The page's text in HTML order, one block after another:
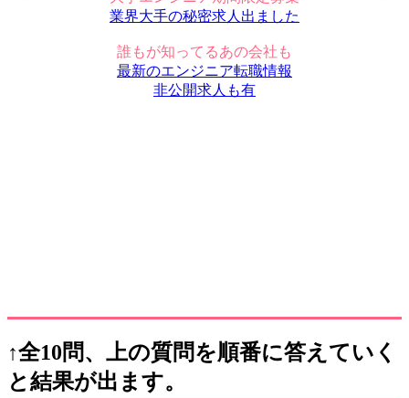
業界大手の秘密求人出ました
誰もが知ってるあの会社も
最新のエンジニア転職情報
非公開求人も有
↑全10問、上の質問を順番に答えていく
と結果が出ます。